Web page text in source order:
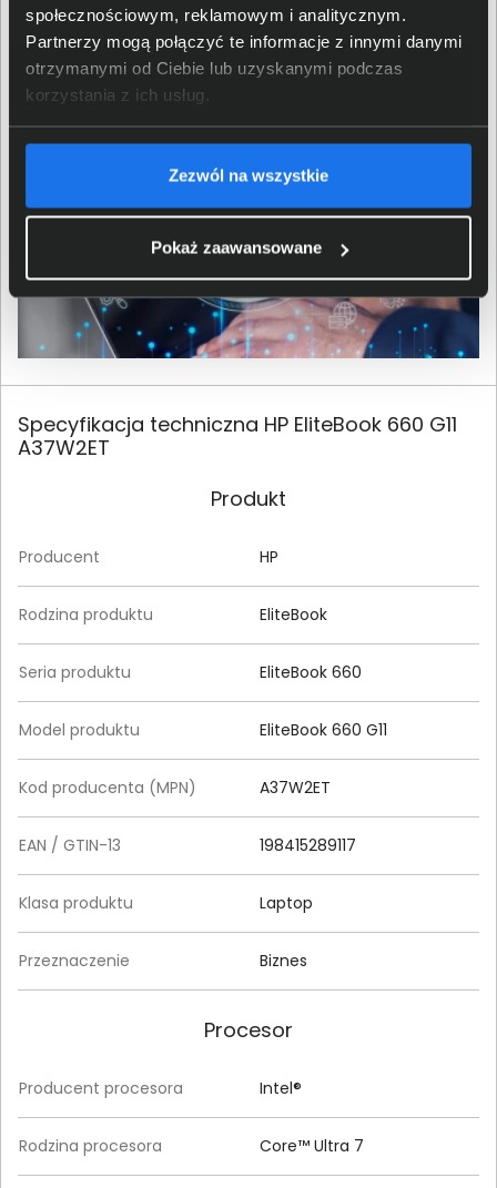
społecznościowym, reklamowym i analitycznym.
Partnerzy mogą połączyć te informacje z innymi danymi
otrzymanymi od Ciebie lub uzyskanymi podczas
korzystania z ich usług.
Zezwól na wszystkie
Pokaż zaawansowane
tylko. Trend ten zakorzenia się także w gamingu, co
przyniesie nie tylko ulepszenia istniejących już
rozwiązań, ale również nowe ekscytujące możliwości.
Specyfikacja techniczna HP EliteBook 660 G11
A37W2ET
Produkt
Producent HP
Rodzina produktu EliteBook
Seria produktu EliteBook 660
Model produktu EliteBook 660 G11
Kod producenta (MPN) A37W2ET
EAN / GTIN-13 198415289117
Klasa produktu Laptop
Przeznaczenie Biznes
Procesor
Producent procesora Intel®
Rodzina procesora Core™ Ultra 7